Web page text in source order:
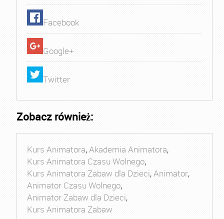
Facebook
Google+
Twitter
Zobacz również:
Kurs Animatora,Akademia Animatora,
Kurs Animatora Czasu Wolnego,
Kurs Animatora Zabaw dla Dzieci,Animator,
Animator Czasu Wolnego,
Animator Zabaw dla Dzieci,
Kurs Animatora Zabaw